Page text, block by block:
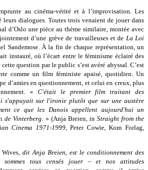
au cinéma-vérité et à l’improvisation. Les
leurs dialogues. Toutes trois venaient de jouer dans
d’Oslo une pièce au thème similaire, montée avec
d’une grève de travailleuses et de La Loi
Sandemose. À la fin de chaque représentation, un
instauré, où l’écart entre le féminisme éclairé des
question par le public s’est avéré abyssal. C’est
comme un film féministe apaisé, quotidien. Un
d’amies en questionnement, et celui en creux, plus
« C'était le premier film traitant des
s'appuyait sur l'ironie plutôt que sur une austère
ce que les Danois appellent aujourd'hui un
de Vinterberg. » (Anja Breien, in Straight from the
Cinema 1971-1999, Peter Cowie, Kom Forlag,
Wives , dit Anja Breien, est le conditionnement des
sommes tous censés jouer – et nos attitudes